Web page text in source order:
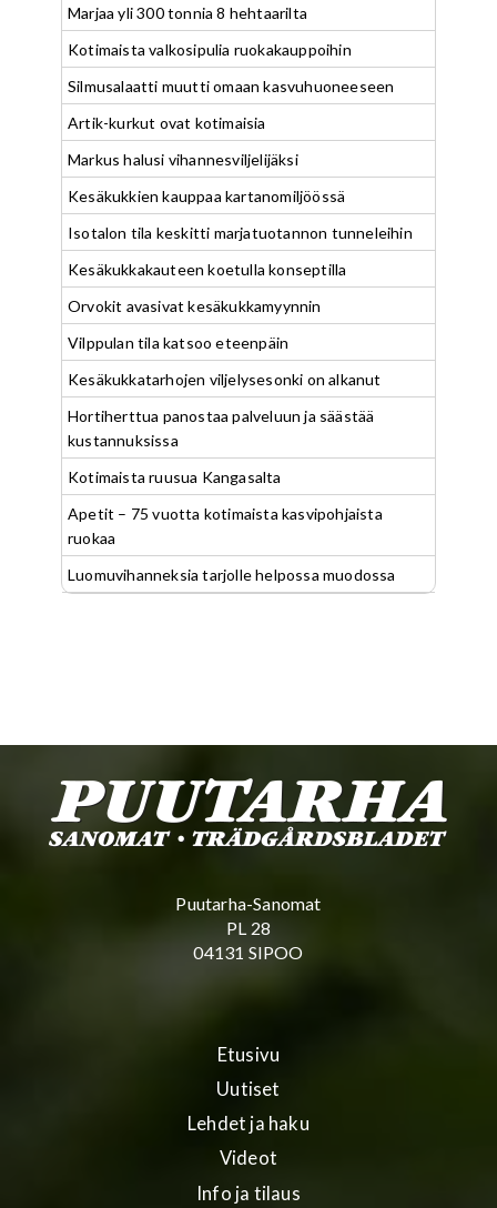
Marjaa yli 300 tonnia 8 hehtaarilta
Kotimaista valkosipulia ruokakauppoihin
Silmusalaatti muutti omaan kasvuhuoneeseen
Artik-kurkut ovat kotimaisia
Markus halusi vihannesviljelijäksi
Kesäkukkien kauppaa kartanomiljöössä
Isotalon tila keskitti marjatuotannon tunneleihin
Kesäkukkakauteen koetulla konseptilla
Orvokit avasivat kesäkukkamyynnin
Vilppulan tila katsoo eteenpäin
Kesäkukkatarhojen viljelysesonki on alkanut
Hortiherttua panostaa palveluun ja säästää
kustannuksissa
Kotimaista ruusua Kangasalta
Apetit – 75 vuotta kotimaista kasvipohjaista
ruokaa
Luomuvihanneksia tarjolle helpossa muodossa
Puutarha-Sanomat
PL 28
04131 SIPOO
Etusivu
Uutiset
Lehdet ja haku
Videot
Info ja tilaus